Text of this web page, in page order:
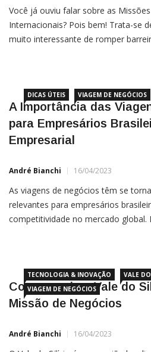
Você já ouviu falar sobre as
Internacionais? Pois bem! Trata-se
muito interessante de romper
DICAS ÚTEIS VIAGEM DE NEGÓCIOS
A Importância das
para Empresários
Empresarial
André Bianchi 16/04/2023
As viagens de negócios têm se
relevantes para empresários
competitividade no mercado global.
TECNOLOGIA & INOVAÇÃO
VALE
VIAGEM DE NEGÓCIOS
Como surgiu o Vale do
Missão de Negócios
André Bianchi 16/04/2023